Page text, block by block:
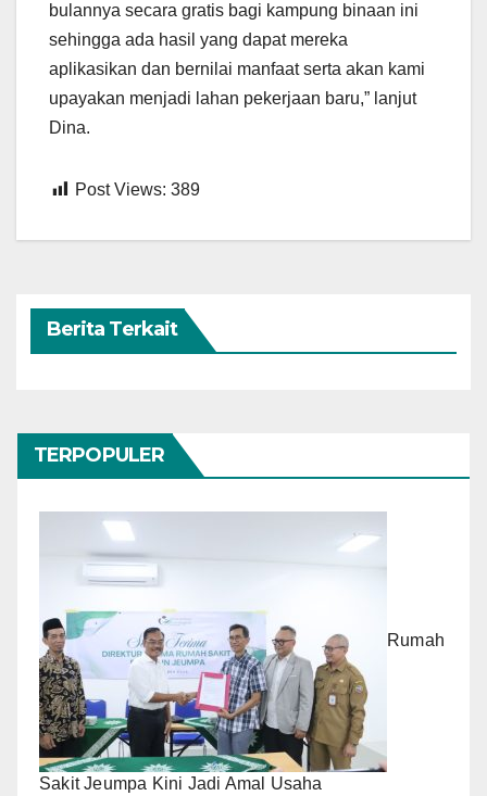
bulannya secara gratis bagi kampung binaan ini
sehingga ada hasil yang dapat mereka
aplikasikan dan bernilai manfaat serta akan kami
upayakan menjadi lahan pekerjaan baru,” lanjut
Dina.
Post Views: 389
Berita Terkait
TERPOPULER
Rumah
Sakit Jeumpa Kini Jadi Amal Usaha